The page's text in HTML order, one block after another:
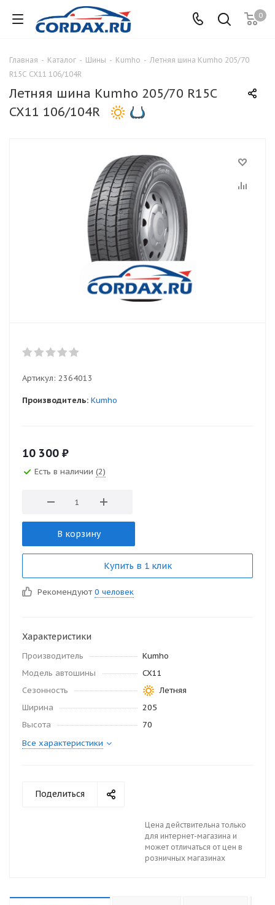
0
Главная - Каталог - Шины - Kumho - Летняя шина Kumho 205/70
R15C CX11 106/104R
Летняя шина Kumho 205/70 R15C
CX11 106/104R
Артикул: 2364013
Производитель: Kumho
10 300 ₽
Есть в наличии (2)
В корзину
Купить в 1 клик
Рекомендуют 0 человек
Характеристики
Производитель
Kumho
Модель автошины
CX11
Сезонность
Летняя
Ширина
205
Высота
70
Все характеристики
Поделиться
Цена действительна только
для интернет-магазина и
может отличаться от цен в
розничных магазинах